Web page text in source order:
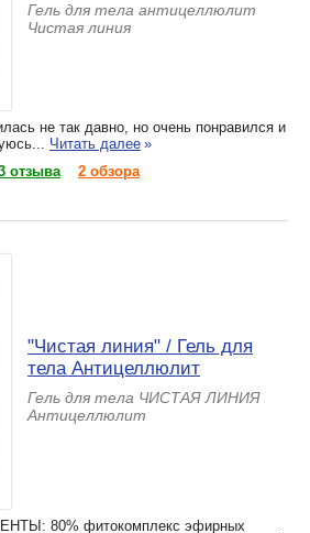
Гель для тела антицеллюлит
Чистая линия
не так давно, но очень понравился и
Читать далее »
отзыва 2 обзора
"Чистая линия" / Гель для
тела Антицеллюлит
Гель для тела ЧИСТАЯ ЛИНИЯ
Антицеллюлит
80% фитокомплекс эфирных